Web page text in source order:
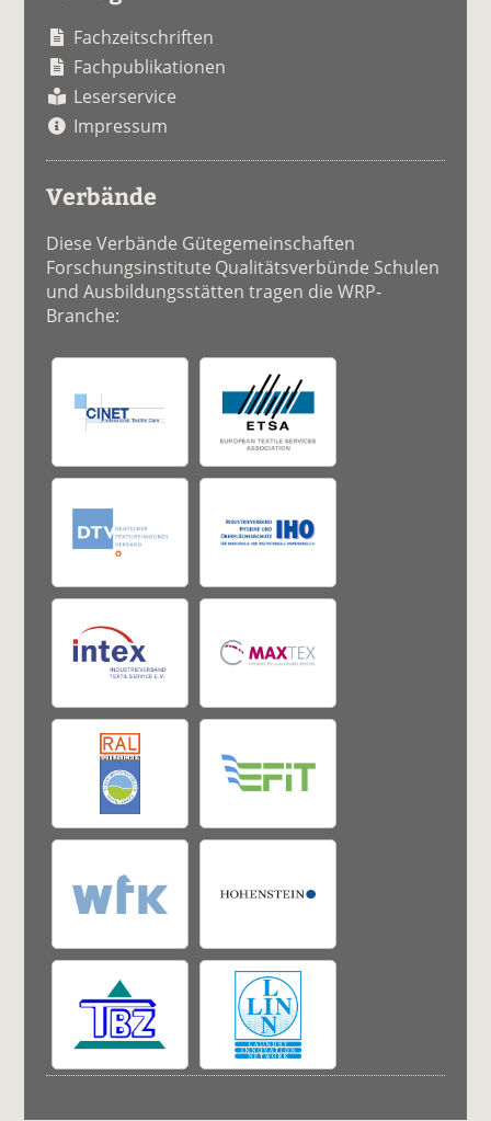
Fachzeitschriften
Fachpublikationen
Leserservice
Impressum
Verbände
Diese Verbände Gütegemeinschaften
Forschungsinstitute Qualitätsverbünde Schulen
und Ausbildungsstätten tragen die WRP-
Branche: